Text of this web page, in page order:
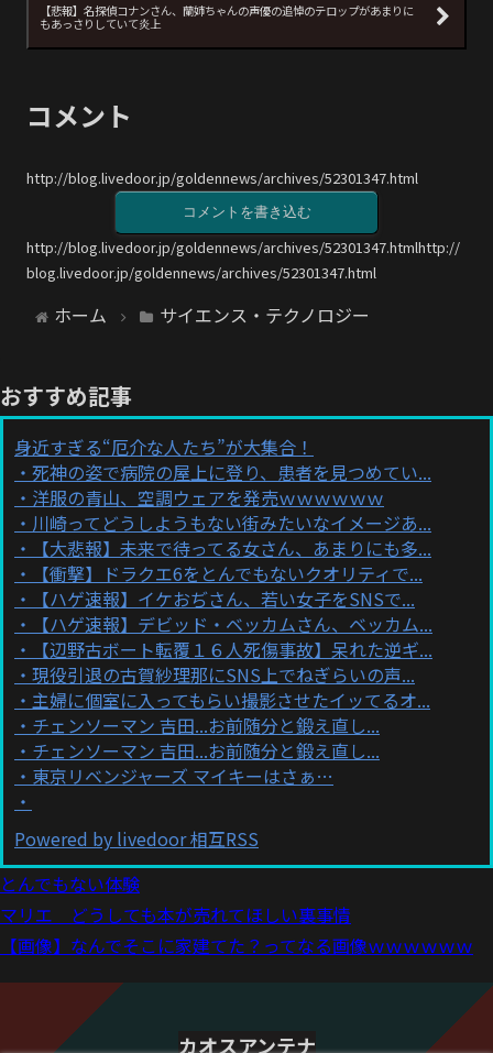
【悲報】名探偵コナンさん、蘭姉ちゃんの声優の追悼のテロップがあまりに
もあっさりしていて炎上
コメント
http://blog.livedoor.jp/goldennews/archives/52301347.html
コメントを書き込む
http://blog.livedoor.jp/goldennews/archives/52301347.htmlhttp://
blog.livedoor.jp/goldennews/archives/52301347.html
ホーム サイエンス・テクノロジー
おすすめ記事
身近すぎる“厄介な人たち”が大集合！
死神の姿で病院の屋上に登り、患者を見つめてい...
洋服の青山、空調ウェアを発売ｗｗｗｗｗｗ
川崎ってどうしようもない街みたいなイメージあ...
【大悲報】未来で待ってる女さん、あまりにも多...
【衝撃】ドラクエ6をとんでもないクオリティで...
【ハゲ速報】イケおぢさん、若い女子をSNSで...
【ハゲ速報】デビッド・ベッカムさん、ベッカム...
【辺野古ボート転覆１６人死傷事故】呆れた逆ギ...
現役引退の古賀紗理那にSNS上でねぎらいの声...
主婦に個室に入ってもらい撮影させたイッてるオ...
チェンソーマン 吉田...お前随分と鍛え直し...
チェンソーマン 吉田...お前随分と鍛え直し...
東京リベンジャーズ マイキーはさぁ…
Powered by livedoor 相互RSS
とんでもない体験
マリエ どうしても本が売れてほしい裏事情
【画像】なんでそこに家建てた？ってなる画像ｗｗｗｗｗｗ
カオスアンテナ